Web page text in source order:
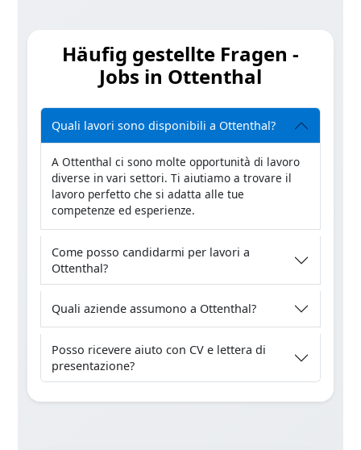
Häufig gestellte Fragen -
Jobs in Ottenthal
Quali lavori sono disponibili a Ottenthal?
A Ottenthal ci sono molte opportunità di lavoro
diverse in vari settori. Ti aiutiamo a trovare il
lavoro perfetto che si adatta alle tue
competenze ed esperienze.
Come posso candidarmi per lavori a
Ottenthal?
Quali aziende assumono a Ottenthal?
Posso ricevere aiuto con CV e lettera di
presentazione?